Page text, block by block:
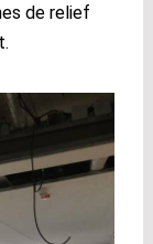
de relief